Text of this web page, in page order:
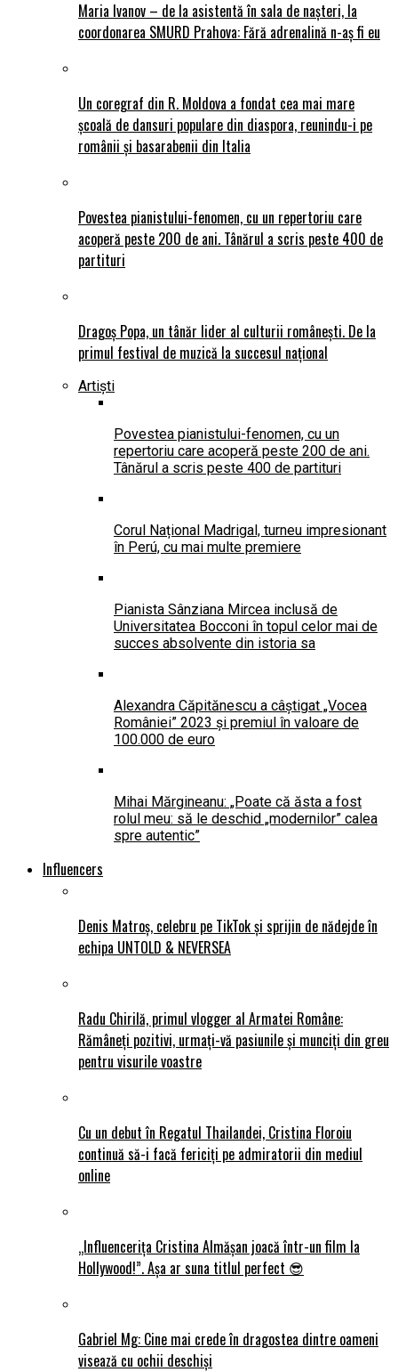
Maria Ivanov – de la asistentă în sala de nașteri, la
coordonarea SMURD Prahova: Fără adrenalină n-aș fi eu
Un coregraf din R. Moldova a fondat cea mai mare
școală de dansuri populare din diaspora, reunindu-i pe
românii și basarabenii din Italia
Povestea pianistului-fenomen, cu un repertoriu care
acoperă peste 200 de ani. Tânărul a scris peste 400 de
partituri
Dragoș Popa, un tânăr lider al culturii românești. De la
primul festival de muzică la succesul național
Artiști
Povestea pianistului-fenomen, cu un
repertoriu care acoperă peste 200 de ani.
Tânărul a scris peste 400 de partituri
Corul Național Madrigal, turneu impresionant
în Perú, cu mai multe premiere
Pianista Sânziana Mircea inclusă de
Universitatea Bocconi în topul celor mai de
succes absolvente din istoria sa
Alexandra Căpitănescu a câștigat „Vocea
României” 2023 și premiul în valoare de
100.000 de euro
Mihai Mărgineanu: „Poate că ăsta a fost
rolul meu: să le deschid „modernilor” calea
spre autentic”
Influencers
Denis Matroș, celebru pe TikTok și sprijin de nădejde în
echipa UNTOLD & NEVERSEA
Radu Chirilă, primul vlogger al Armatei Române:
Rămâneți pozitivi, urmați-vă pasiunile și munciți din greu
pentru visurile voastre
Cu un debut în Regatul Thailandei, Cristina Floroiu
continuă să-i facă fericiți pe admiratorii din mediul
online
„Influencerița Cristina Almășan joacă într-un film la
Hollywood!”. Așa ar suna titlul perfect 😎
Gabriel Mg: Cine mai crede în dragostea dintre oameni
visează cu ochii deschiși